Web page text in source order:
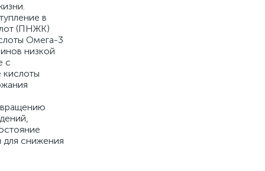
в
(ПНЖК)
Омега-3
низкой
с
снижения